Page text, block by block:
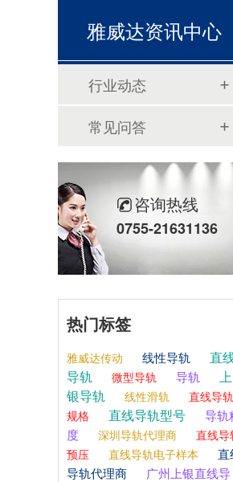
雅威达资讯中心
行业动态
常见问答
咨询热线
0755-21631136
热门标签
雅威达传动 线性导轨
直
导轨
微型导轨 导轨
上
银导轨
线性滑轨
直线导轨
规格
直线导轨型号
导轨
度
深圳导轨代理商
直线导
预压
直线导轨电子样本
直
导轨代理商
广州上银直线导